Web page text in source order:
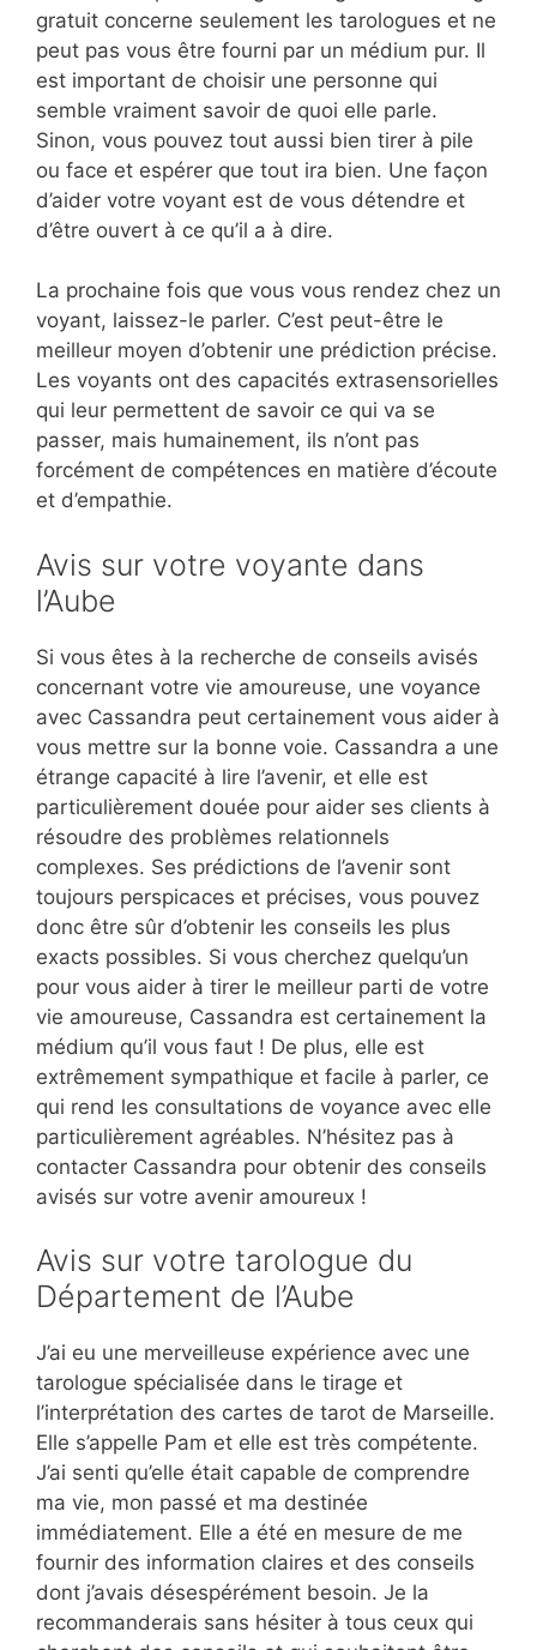
gratuit concerne seulement les tarologues et ne
peut pas vous être fourni par un médium pur. Il
est important de choisir une personne qui
semble vraiment savoir de quoi elle parle.
Sinon, vous pouvez tout aussi bien tirer à pile
ou face et espérer que tout ira bien. Une façon
d’aider votre voyant est de vous détendre et
d’être ouvert à ce qu’il a à dire.
La prochaine fois que vous vous rendez chez un
voyant, laissez-le parler. C’est peut-être le
meilleur moyen d’obtenir une prédiction précise.
Les voyants ont des capacités extrasensorielles
qui leur permettent de savoir ce qui va se
passer, mais humainement, ils n’ont pas
forcément de compétences en matière d’écoute
et d’empathie.
Avis sur votre voyante dans
l’Aube
Si vous êtes à la recherche de conseils avisés
concernant votre vie amoureuse, une voyance
avec Cassandra peut certainement vous aider à
vous mettre sur la bonne voie. Cassandra a une
étrange capacité à lire l’avenir, et elle est
particulièrement douée pour aider ses clients à
résoudre des problèmes relationnels
complexes. Ses prédictions de l’avenir sont
toujours perspicaces et précises, vous pouvez
donc être sûr d’obtenir les conseils les plus
exacts possibles. Si vous cherchez quelqu’un
pour vous aider à tirer le meilleur parti de votre
vie amoureuse, Cassandra est certainement la
médium qu’il vous faut ! De plus, elle est
extrêmement sympathique et facile à parler, ce
qui rend les consultations de voyance avec elle
particulièrement agréables. N’hésitez pas à
contacter Cassandra pour obtenir des conseils
avisés sur votre avenir amoureux !
Avis sur votre tarologue du
Département de l’Aube
J’ai eu une merveilleuse expérience avec une
tarologue spécialisée dans le tirage et
l’interprétation des cartes de tarot de Marseille.
Elle s’appelle Pam et elle est très compétente.
J’ai senti qu’elle était capable de comprendre
ma vie, mon passé et ma destinée
immédiatement. Elle a été en mesure de me
fournir des information claires et des conseils
dont j’avais désespérément besoin. Je la
recommanderais sans hésiter à tous ceux qui